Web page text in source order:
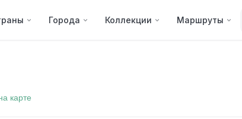
Города Коллекции Маршруты
карте